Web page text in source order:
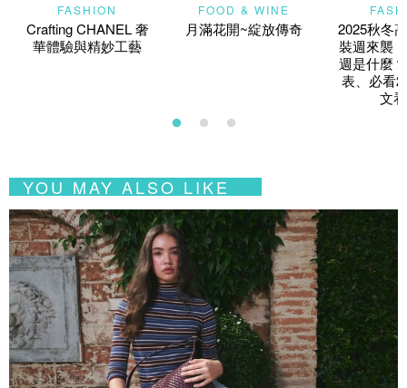
FASHION
Crafting CHANEL 奢
華體驗與精妙工藝
FOOD & WINE
月滿花開~綻放傳奇
2025秋冬
裝週來襲
週是什麼
表、必看
文
YOU MAY ALSO LIKE